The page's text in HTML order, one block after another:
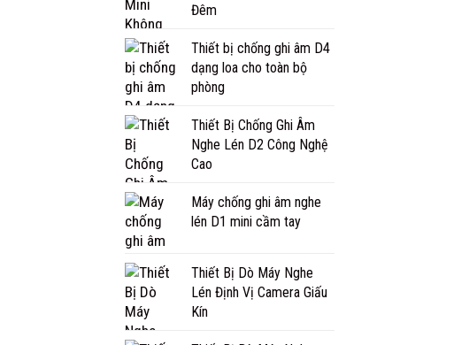
Đêm
Thiết bị chống ghi âm D4
dạng loa cho toàn bộ
phòng
Thiết Bị Chống Ghi Âm
Nghe Lén D2 Công Nghệ
Cao
Máy chống ghi âm nghe
lén D1 mini cầm tay
Thiết Bị Dò Máy Nghe
Lén Định Vị Camera Giấu
Kín